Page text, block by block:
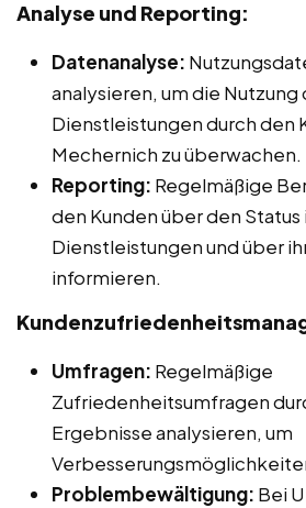
Analyse und Reporting:
Datenanalyse:
analysieren, um die
Dienstleistungen durch den
Mechernich zu überwachen.
Reporting: Regelmäßige
den Kunden über den Status
Dienstleistungen und über
informieren.
Umfragen: Regelmäßige
Zufriedenheitsumfragen
Ergebnisse analysieren, um
Problembewältigung: Bei